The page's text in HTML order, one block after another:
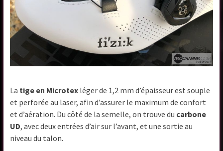
La tige en Microtex léger de 1,2 mm d’épaisseur est souple
et perforée au laser, afin d’assurer le maximum de confort
et d’aération. Du côté de la semelle, on trouve du carbone
UD, avec deux entrées d’air sur l’avant, et une sortie au
niveau du talon.